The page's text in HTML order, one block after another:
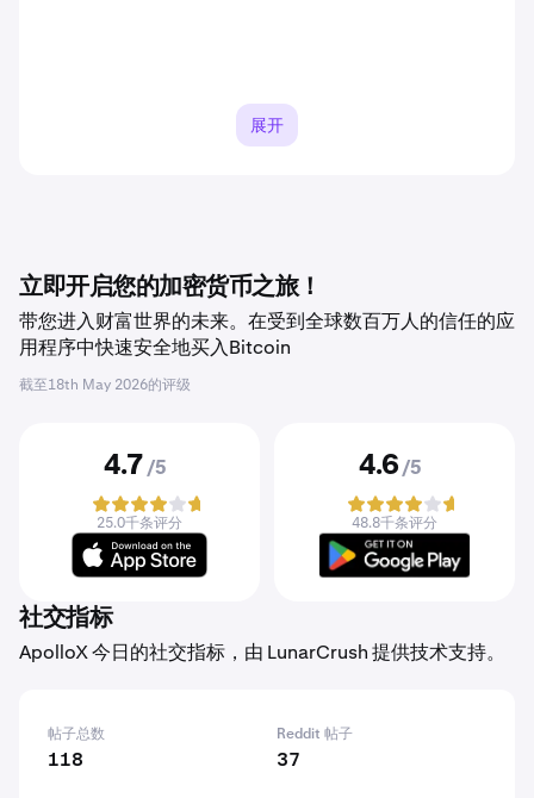
展开
立即开启您的加密货币之旅！
带您进入财富世界的未来。在受到全球数百万人的信任的应
用程序中快速安全地买入Bitcoin
截至18th May 2026的评级
4.7 /5
25.0千条评分
4.6 /5
48.8千条评分
社交指标
ApolloX 今日的社交指标，由 LunarCrush 提供技术支持。
帖子总数
118
Reddit 帖子
37